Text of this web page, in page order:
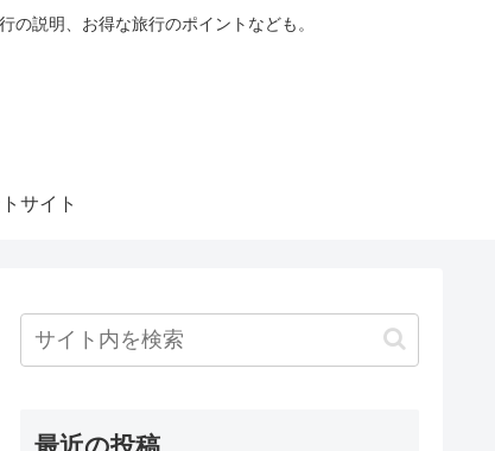
説明、お得な旅行のポイントなども。
サイト
最近の投稿